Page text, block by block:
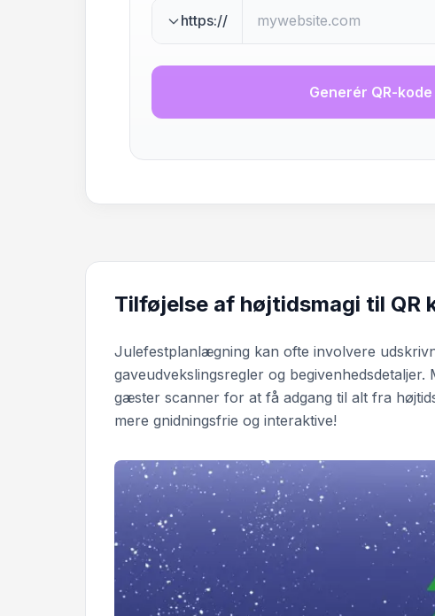
https://
Generér QR-kode
Tilføjelse af højtidsmagi til QR
Julefestplanlægning kan ofte involvere
gaveudvekslingsregler og
gæster scanner for at få adgang til alt fra
mere gnidningsfrie og interaktive!